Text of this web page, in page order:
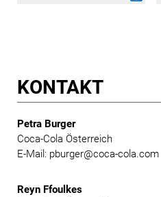
KONTAKT
Petra Burger
Coca-Cola Österreich
E-Mail: pburger@coca-cola.com
Reyn Ffoulkes